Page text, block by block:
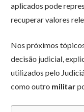
aplicados pode
recuperar valores
Nos próximos
decisão judicial,
utilizados pelo
como outro militar